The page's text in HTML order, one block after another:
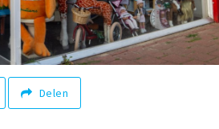
Delen